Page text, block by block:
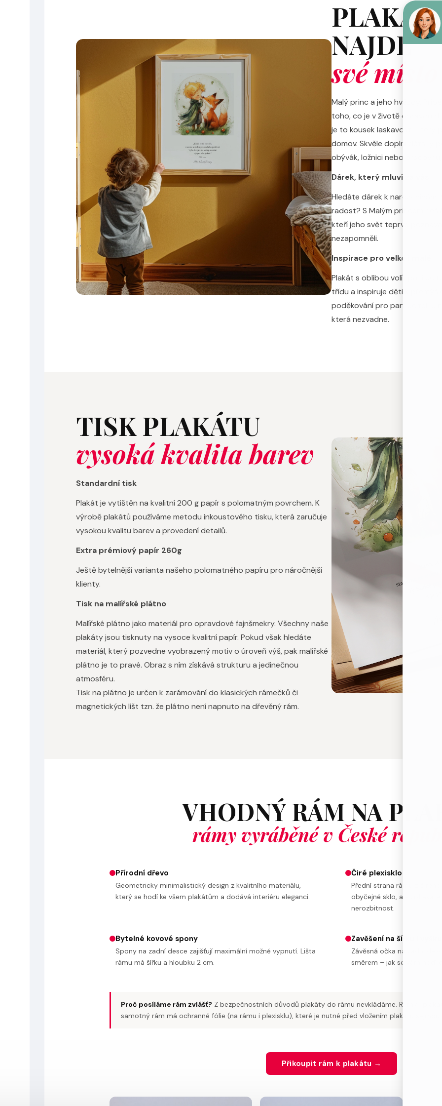
PLAKÁT,
NAJDE
své místo
Malý princ a jeho hvězdy.
toho, co je v životě opravdu
je to kousek laskavosti, který
domov. Skvěle doplní dětský
obývák, ložnici nebo
Dárek, který mluví za vás
Hledáte dárek k narozeninám,
radost? S Malým princem
kteří jeho svět teprve
nezapomněli.
Inspirace pro velké i malé
Plakát s oblibou volí i paní
třídu a inspiruje děti k
poděkování pro paní učitelku
která nezvadne.
TISK PLAKÁTU
vysoká kvalita barev
Standardní tisk
Plakát je vytištěn na kvalitní 200 g papír s polomatným povrchem. K
výrobě plakátů používáme metodu inkoustového tisku, která zaručuje
vysokou kvalitu barev a provedení detailů.
Extra prémiový papír 260g
Ještě bytelnější varianta našeho polomatného papíru pro náročnější
klienty.
Tisk na malířské plátno
Malířské plátno jako materiál pro opravdové fajnšmekry. Všechny naše
plakáty jsou tisknuty na vysoce kvalitní papír. Pokud však hledáte
materiál, který pozvedne vyobrazený motiv o úroveň výš, pak malířské
plátno je to pravé. Obraz s ním získává strukturu a jedinečnou
atmosféru.
Tisk na plátno je určen k zarámování do klasických rámečků či
magnetických lišt tzn. že plátno není napnuto na dřevěný rám.
VHODNÝ RÁM NA
rámy vyráběné v České
Přírodní dřevo
Geometricky minimalistický design z kvalitního materiálu,
který se hodí ke všem plakátům a dodává interiéru eleganci.
Čiré plexisklo
Přední strana rámu z čirého
obyčejné sklo, ale
nerozbitnost.
Bytelné kovové spony
Spony na zadní desce zajišťují maximální možné vypnutí. Lišta
rámu má šířku a hloubku 2 cm.
Zavěšení na šířku i výšku
Závěsná očka na zadní
směrem – jak se vám hodí
Proč posíláme rám zvlášť? Z bezpečnostních důvodů plakáty do rámu nevkládáme. Rámy i
samotný rám má ochranné fólie (na rámu i plexisklu), které je nutné před vložením plakátu
Přikoupit rám k plakátu →